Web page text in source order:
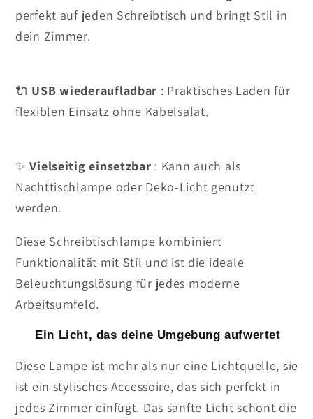
perfekt auf jeden Schreibtisch und bringt Stil in
dein Zimmer.
🔌 USB wiederaufladbar : Praktisches Laden für
flexiblen Einsatz ohne Kabelsalat.
✨Vielseitig einsetzbar : Kann auch als
Nachttischlampe oder Deko-Licht genutzt
werden.
Diese Schreibtischlampe kombiniert
Funktionalität mit Stil und ist die ideale
Beleuchtungslösung für jedes moderne
Arbeitsumfeld.
Ein Licht, das deine Umgebung aufwertet
Diese Lampe ist mehr als nur eine Lichtquelle, sie
ist ein stylisches Accessoire, das sich perfekt in
jedes Zimmer einfügt. Das sanfte Licht schont die